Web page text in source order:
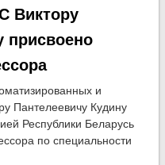
Виктору
присвоено
и
Пантелеевичу Кудину
Республики Беларусь
по специальности